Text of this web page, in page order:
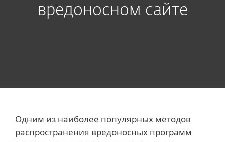
вредоносном сайте
Одним из наиболее популярных методов
распространения вредоносных программ